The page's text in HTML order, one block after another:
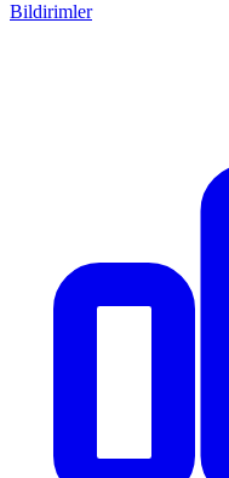
Bildirimler